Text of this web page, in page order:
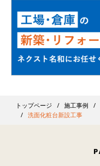
トップページ 施工事例
洗面化粧台新設工事